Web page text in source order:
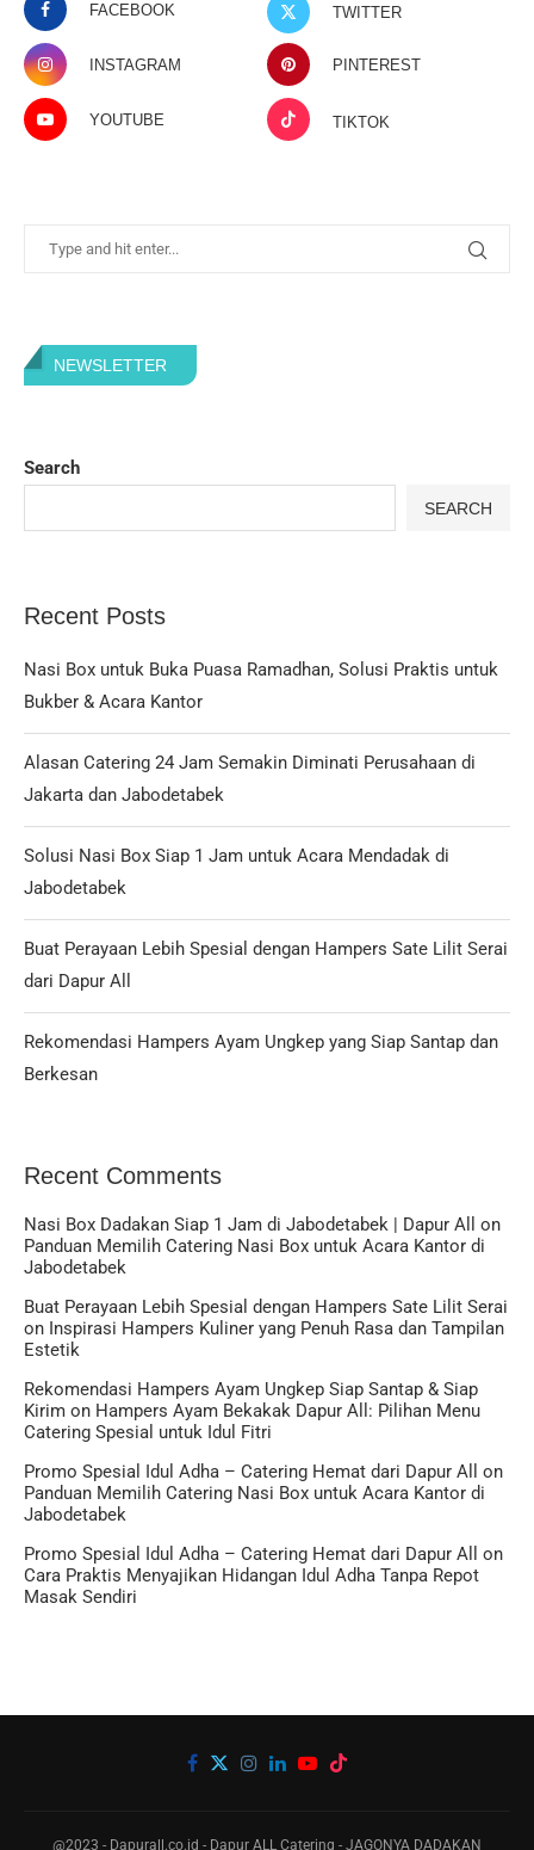
FACEBOOK TWITTER
INSTAGRAM PINTEREST
YOUTUBE TIKTOK
NEWSLETTER
Search
SEARCH
Recent Posts
Nasi Box untuk Buka Puasa Ramadhan, Solusi Praktis untuk
Bukber & Acara Kantor
Alasan Catering 24 Jam Semakin Diminati Perusahaan di
Jakarta dan Jabodetabek
Solusi Nasi Box Siap 1 Jam untuk Acara Mendadak di
Jabodetabek
Buat Perayaan Lebih Spesial dengan Hampers Sate Lilit Serai
dari Dapur All
Rekomendasi Hampers Ayam Ungkep yang Siap Santap dan
Berkesan
Recent Comments
Nasi Box Dadakan Siap 1 Jam di Jabodetabek | Dapur All
on
Panduan Memilih Catering Nasi Box untuk Acara Kantor di
Jabodetabek
Buat Perayaan Lebih Spesial dengan Hampers Sate Lilit Serai
on Inspirasi Hampers Kuliner yang Penuh Rasa dan Tampilan
Estetik
Rekomendasi Hampers Ayam Ungkep Siap Santap & Siap
Kirim on Hampers Ayam Bekakak Dapur All: Pilihan Menu
Catering Spesial untuk Idul Fitri
Promo Spesial Idul Adha – Catering Hemat dari Dapur All
on
Panduan Memilih Catering Nasi Box untuk Acara Kantor di
Jabodetabek
Promo Spesial Idul Adha – Catering Hemat dari Dapur All
on
Cara Praktis Menyajikan Hidangan Idul Adha Tanpa Repot
Masak Sendiri
@2023 - Dapurall.co.id - Dapur ALL Catering - JAGONYA DADAKAN